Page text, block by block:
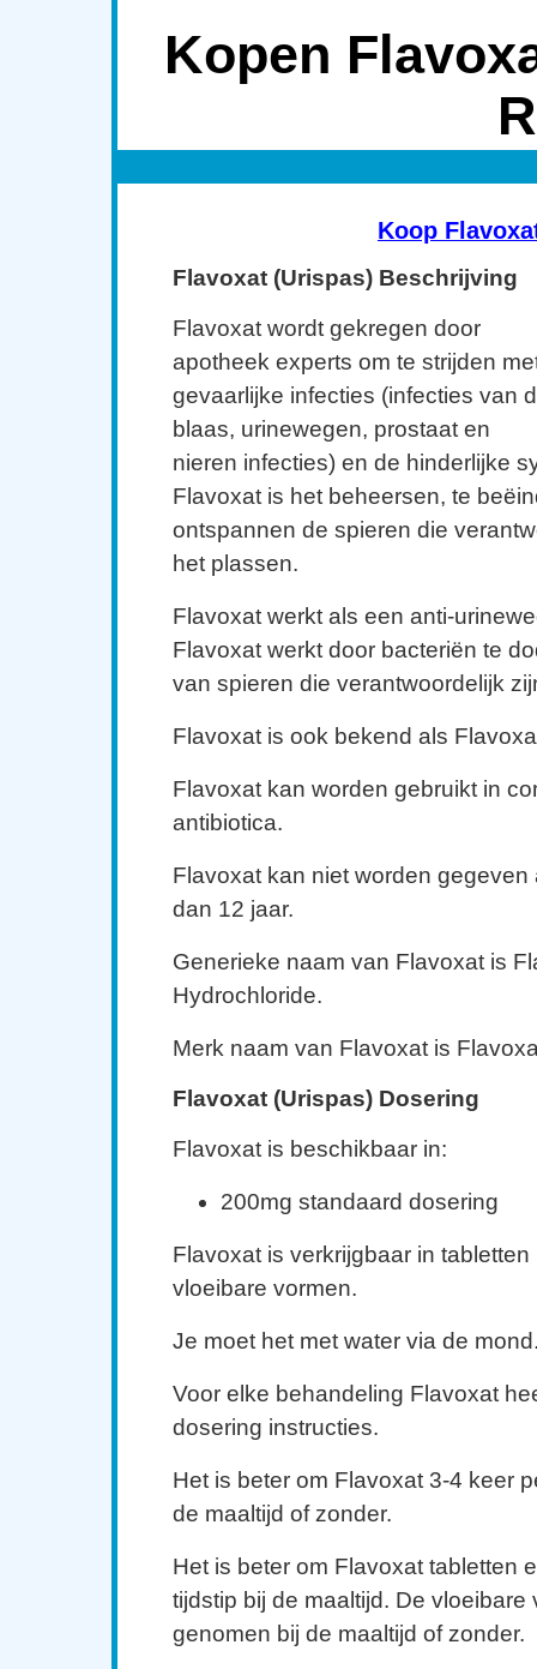
Kopen
Koop
Flavoxat (Urispas) Beschrijving
Flavoxat wordt gekregen door
apotheek experts om te strijden
gevaarlijke infecties (infecties van
blaas, urinewegen, prostaat en
nieren infecties) en de hinderlijke
Flavoxat is het beheersen, te
ontspannen de spieren die
het plassen.
Flavoxat werkt als een anti-
Flavoxat werkt door bacteriën te
van spieren die verantwoordelijk
Flavoxat is ook bekend als
Flavoxat kan worden gebruikt in
antibiotica.
Flavoxat kan niet worden
dan 12 jaar.
Generieke naam van Flavoxat is
Hydrochloride.
Merk naam van Flavoxat is
Flavoxat (Urispas) Dosering
Flavoxat is beschikbaar in:
200mg standaard dosering
Flavoxat is verkrijgbaar in tabletten
vloeibare vormen.
Je moet het met water via de
Voor elke behandeling Flavoxat
dosering instructies.
Het is beter om Flavoxat 3-4 keer
de maaltijd of zonder.
Het is beter om Flavoxat tabletten
tijdstip bij de maaltijd. De vloeibare
genomen bij de maaltijd of zonder.